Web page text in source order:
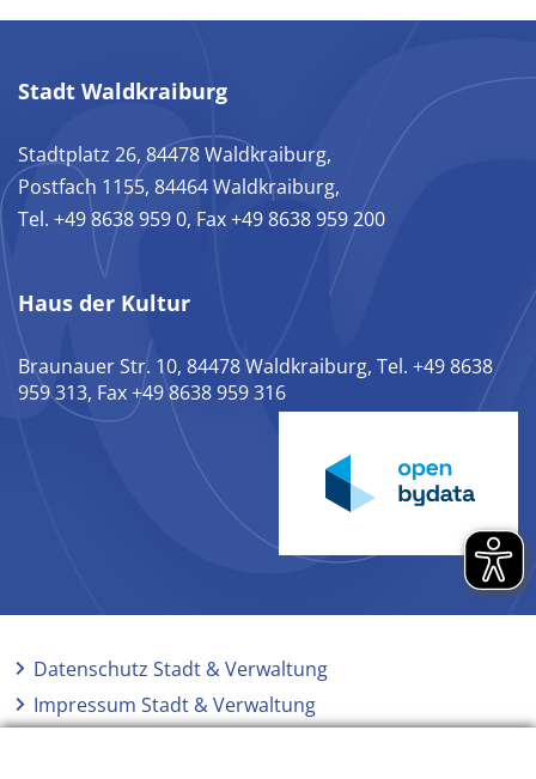
Stadt Waldkraiburg
Stadtplatz 26, 84478 Waldkraiburg,
Postfach 1155, 84464 Waldkraiburg,
Tel. +49 8638 959 0, Fax +49 8638 959 200
Haus der Kultur
Braunauer Str. 10, 84478 Waldkraiburg, Tel. +49 8638
959 313, Fax +49 8638 959 316
Datenschutz Stadt & Verwaltung
Impressum Stadt & Verwaltung